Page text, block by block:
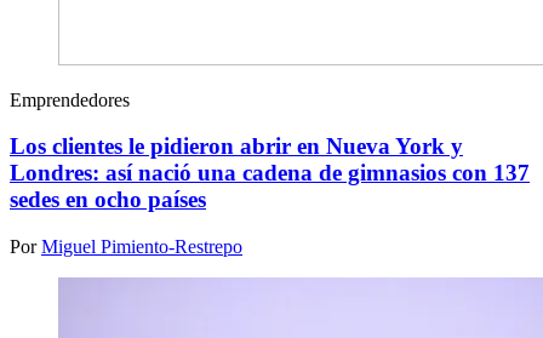
Emprendedores
Los clientes le pidieron abrir en Nueva York y
Londres: así nació una cadena de gimnasios con 137
sedes en ocho países
PorMiguel Pimiento-Restrepo